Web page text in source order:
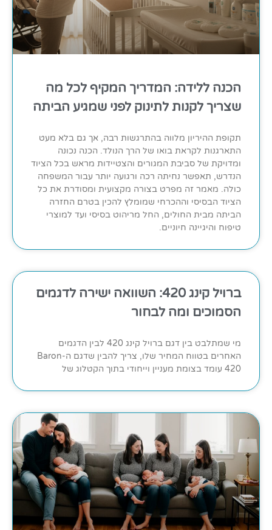
הכנה ללידה: המדריך המקיף לכל מה
שצריך לקנות לתינוק לפני שמגיע הביתה
תקופת ההיריון מלווה בהתרגשות רבה, אך גם בלא מעט
התארגנות לקראת בואו של הרך הנולד. הכנה נכונה
ומדויקת של סביבת המגורים והצטיידות מראש בכל הציוד
הנדרש, תאפשר נחיתה רכה ורגועה יותר עבור המשפחה
כולה. מאמר זה מפרט בצורה מקצועית ומסודרת את כל
הציוד הבסיסי וההכרחי שמומלץ להכין בטרם החזרה
הביתה מבית החולים, החל מריהוט בסיסי ועד למוצרי
טיפוח והיגיינה חיוניים.
ברויל קינג 420: השוואה ישירה לדגמים
הסמוכים ומה לבחור
מי שמתלבט בין דגם ברויל קינג 420 לבין הדגמים
האחרים בטווח המחיר שלו, צריך להבין שדגם ה-Baron
420 עומד בצומת מעניין וייחודי בתוך הקטלוג של